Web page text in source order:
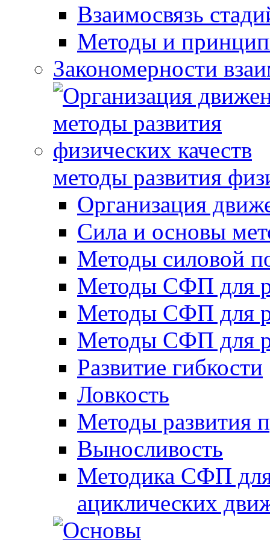
Взаимосвязь
Методы и
Закономерности
методы развития
Организация
Сила и основы
Методы силовой
Методы СФП для
Методы СФП для
Методы СФП для
Развитие гибкости
Ловкость
Методы развития
Выносливость
Методика СФП для
ациклических